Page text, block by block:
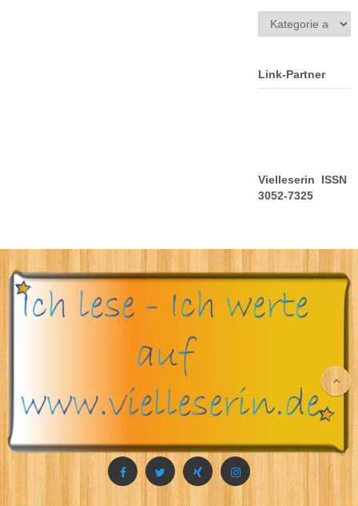
Kategorien
Link-Partner
Vielleserin ISSN
3052-7325